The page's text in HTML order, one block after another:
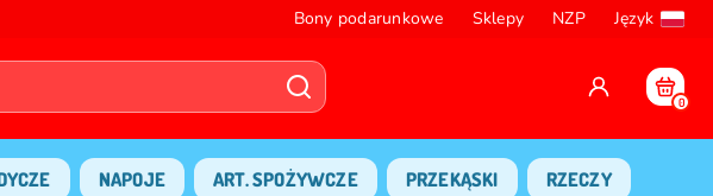
Bony podarunkowe Sklepy NZP Język
0
NAPOJE ART. SPOŻYWCZE PRZEKĄSKI RZECZY